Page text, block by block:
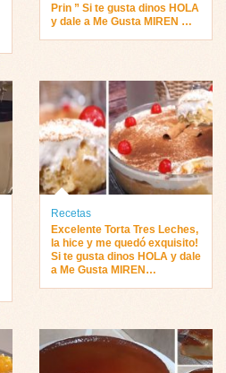
Prin ” Si te gusta dinos HOLA
y dale a Me Gusta MIREN …
Recetas
Excelente Torta Tres Leches,
la hice y me quedó exquisito !
Si te gusta dinos HOLA y dale
a Me Gusta MIREN…